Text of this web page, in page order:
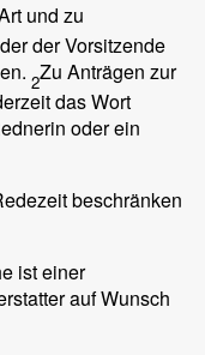
und zu
der Vorsitzende
2Zu Anträgen zur
das Wort
oder ein
beschränken
ist einer
auf Wunsch